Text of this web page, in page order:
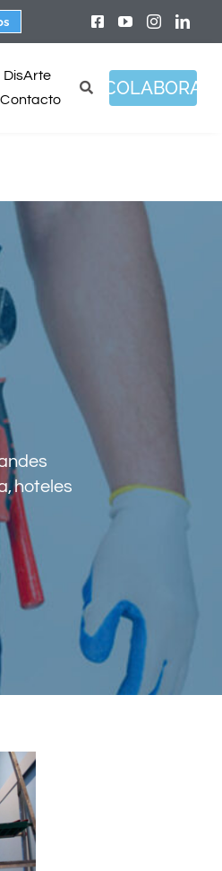
DisArte
Contacto
COLABORA
hoteles